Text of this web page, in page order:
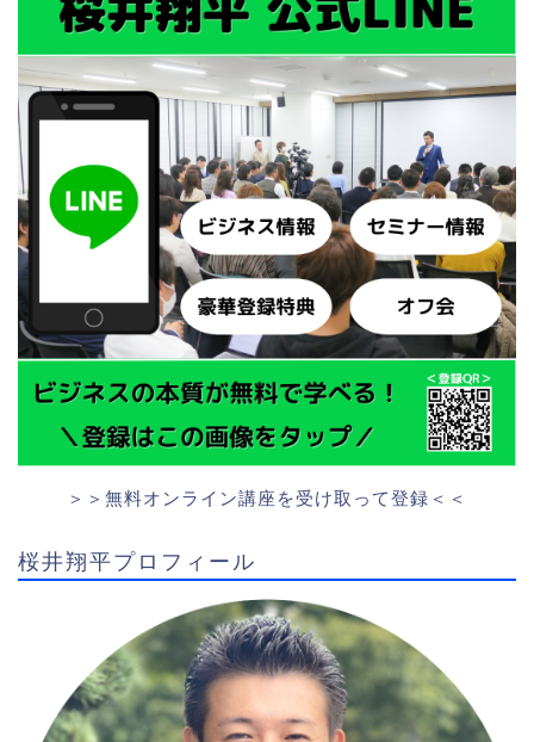
＞＞無料オンライン講座を受け取って登録＜＜
桜井翔平プロフィール